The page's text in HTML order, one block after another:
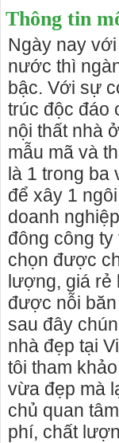
Thông tin
Ngày nay
nước thì
bậc. Với sự
trúc độc đáo
nội thất nhà
mẫu mã và
là 1 trong
để xây 1
doanh
đông công
chọn được
lượng, giá rẻ
được nỗi
sau đây
nhà đẹp tại
tôi tham
vừa đẹp mà
chủ quan
phí, chất
nguyên căn Phú
căn tại Phú Yên
đang cho thuê nhà
Phú Yên.